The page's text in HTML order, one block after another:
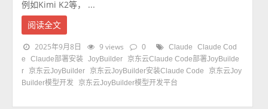
例如Kimi K2等， ...
阅读全文
2025年9月8日 9 views 0 Claude
Claude Cod
e
Claude部署安装 JoyBuilder
京东云Claude Code部署JoyBuilde
r
京东云JoyBuilder 京东云JoyBuilder安装Claude Code
京东云Joy
Builder模型开发
京东云JoyBuilder模型开发平台